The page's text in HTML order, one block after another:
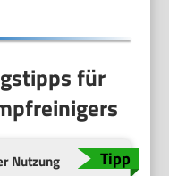
für
Nutzung